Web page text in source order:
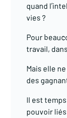
quand
vies ?
Pour
travail,
Mais elle
des
Il est
pouvoir liés